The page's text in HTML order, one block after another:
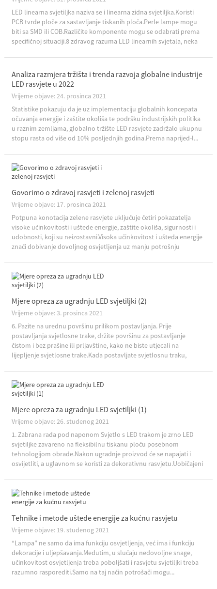
LED linearna svjetiljka naziva se i linearna zidna svjetiljka.Koristi
PCB tvrde ploče za sastavljanje tiskanih ploča.Perle lampe mogu
biti sa SMD ili COB.Različite komponente mogu se odabrati prema
specifičnoj situaciji.8 zdravog razuma LED linearnih svjetala, neka
Analiza razmjera tržišta i trenda razvoja globalne industrije
LED rasvjete u 2022
Vrijeme objave: 24. prosinca 2021
Statistike pokazuju da je uz implementaciju globalnih koncepata
očuvanja energije i zaštite okoliša te podršku industrijskih politika
u raznim zemljama, globalno tržište LED rasvjete zadržalo ukupnu
stopu rasta od više od 10% posljednjih godina.Prema naprijed-l...
Govorimo o zdravoj rasvjeti i zelenoj rasvjeti
Vrijeme objave: 17. prosinca 2021
Potpuna konotacija zelene rasvjete uključuje četiri pokazatelja
visoke učinkovitosti i uštede energije, zaštite okoliša, sigurnosti i
udobnosti, koji su neizostavni.Visoka učinkovitost i ušteda energije
znači dobivanje dovoljnog osvjetljenja uz manju potrošnju
Mjere opreza za ugradnju LED svjetiljki (2)
Vrijeme objave: 3. prosinca 2021
6. Pazite na urednu površinu prilikom postavljanja. Prije
postavljanja svjetlosne trake, držite površinu za postavljanje
čistom i bez prašine ili prljavštine, kako ne biste utjecali na
lijepljenje svjetlosne trake.Kada postavljate svjetlosnu traku,
Mjere opreza za ugradnju LED svjetiljki (1)
Vrijeme objave: 26. studenog 2021
1. Zabrana rada pod naponom Svjetlo s LED trakom je zrno LED
svjetiljke zavareno na fleksibilnu tiskanu ploču posebnom
tehnologijom obrade.Nakon ugradnje proizvod će se napajati i
osvijetliti, a uglavnom se koristi za dekorativnu rasvjetu.Uobičajeni
Tehnike i metode uštede energije za kućnu rasvjetu
Vrijeme objave: 19. studenog 2021
“Lampa” ne samo da ima funkciju osvjetljenja, već ima i funkciju
dekoracije i uljepšavanja.Međutim, u slučaju nedovoljne snage,
učinkovitost osvjetljenja treba poboljšati i rasvjetu svjetiljki treba
razumno rasporediti.Samo na taj način potrošači mogu...